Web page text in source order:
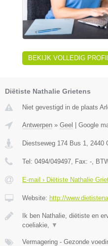
BEKIJK VOLLEDIG
Diëtiste Nathalie Grietens
Niet gevestigd in de plaats
Antwerpen » Geel Google
Diestseweg 174 Bus 1, 2440
Tel: 0494/049497, Fax: -,
E-mail › Diëtiste Nathalie
Website: http://
Ik ben Nathalie, diëtiste en
coeliakie, ▼
Vermagering - Gezonde